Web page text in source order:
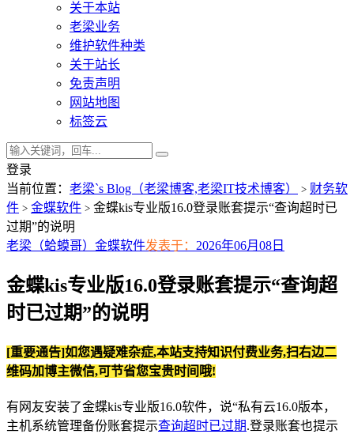
关于本站
老梁业务
维护软件种类
关于站长
免责声明
网站地图
标签云
登录
当前位置： 老梁`s Blog（老梁博客,老梁IT技术博客） > 财务软
件 > 金蝶软件 > 金蝶kis专业版16.0登录账套提示“查询超时已
过期”的说明
老梁（蛤蟆哥） 金蝶软件发表于： 2026年06月08日
金蝶kis专业版16.0登录账套提示“查询超
时已过期”的说明
[重要通告]如您遇疑难杂症,本站支持知识付费业务,扫右边二
维码加博主微信,可节省您宝贵时间哦!
有网友安装了金蝶kis专业版16.0软件，说“私有云16.0版本，
主机系统管理备份账套提示查询超时已过期.登录账套也提示